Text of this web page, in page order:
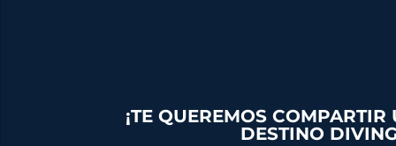
¡TE QUEREMOS
DESTINO